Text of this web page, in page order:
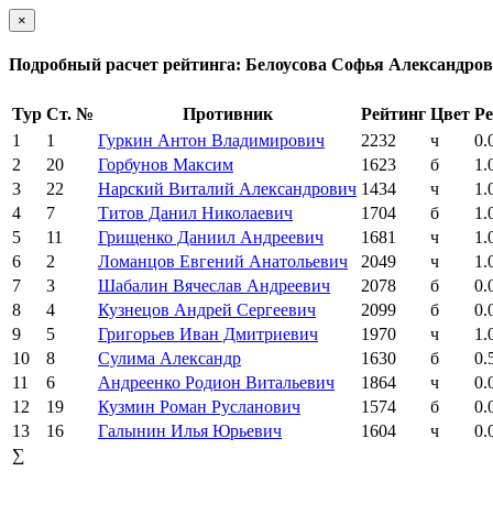
×
Подробный расчет рейтинга: Белоусова Софья
Тур Ст. № Противник Рейтинг Цвет
1
1 Гуркин Антон Владимирович 2232 ч
2
20 Горбунов Максим 1623 б
3
22 Нарский Виталий Александрович 1434 ч
4
7 Титов Данил Николаевич 1704 б
5
11 Грищенко Даниил Андреевич 1681 ч
6
2 Ломанцов Евгений Анатольевич 2049 ч
7
3 Шабалин Вячеслав Андреевич 2078 б
8
4 Кузнецов Андрей Сергеевич 2099 б
9
5 Григорьев Иван Дмитриевич 1970 ч
10
8 Сулима Александр 1630 б
11
6 Андреенко Родион Витальевич 1864 ч
12
19 Кузмин Роман Русланович 1574 б
13
16 Галынин Илья Юрьевич 1604 ч
∑